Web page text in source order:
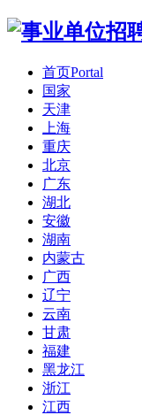
首页Portal
国家
天津
上海
重庆
北京
广东
湖北
安徽
湖南
内蒙古
广西
辽宁
云南
甘肃
福建
黑龙江
浙江
江西